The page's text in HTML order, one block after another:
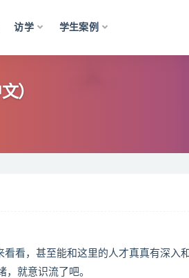
访学 学生案例
）
看，甚至能和这里的人才真真有深入
就意识流了吧。